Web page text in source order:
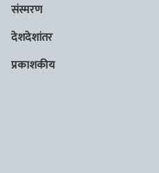
संस्मरण
देशदेशांतर
प्रकाशकीय